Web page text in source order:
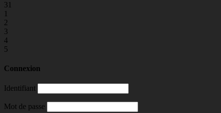
31
1
2
3
4
5
Connexion
Identifiant
Mot de passe